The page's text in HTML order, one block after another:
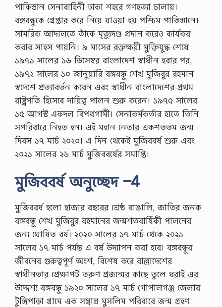
পাকিস্তান সেনাবাহিনী ঢাকা শহরে গণহত্যা চালায়।
বঙ্গবন্ধুকে গ্রেপ্তার করে নিয়ে যাওয়া হয় পশ্চিম পাকিস্তানে।
সামরিক আদালতে তাঁকে মৃত্যুদণ্ড প্রদান করেও কার্যকর
করার সাহস পায়নি। ৯ মাসের রক্তক্ষয়ী মুক্তিযুদ্ধ শেষে
১৯৭১ সালের ১৬ ডিসেম্বর বাংলাদেশ স্বাধীন হবার পর,
১৯৭২ সালের ১০ জানুয়ারি বঙ্গবন্ধু শেখ মুজিবুর রহমান
স্বদেশে প্রত্যাবর্তন করেন এবং স্বাধীন বাংলাদেশের প্রথম
রাষ্ট্রপতি হিসেবে দায়িত্ব পালন শুরু করেন। ১৯৭৫ সালের
১৫ আগস্ট একদল বিপথগামী। সেনাকর্মকর্তার হাতে তিনি
সপরিবারে নিহত হন। এই মহান নেতার একশততম জন্ম
দিবস ১৭ মার্চ ২০২০। এ দিন থেকেই মুজিববর্ষ শুরু এবং
২০২১ সালের ২৬ মার্চ মুজিববর্ষের সমাপ্তি।
মুজিববর্ষ অনুচ্ছেদ –4
মুজিববর্ষ হলাে হাজার বছরের শ্রেষ্ঠ বাঙালি, জাতির জনক
বঙ্গবন্ধু শেখ মুজিবুর রহমানের জন্মশতবার্ষিকী পালনের
জন্য ঘােষিত বর্ষ। ২০২০ সালের ১৭ মার্চ থেকে ২০২১
সালের ১৭ মার্চ পর্যন্ত এ বর্ষ উদ্যাপন করা হবে। বঙ্গবন্ধুর
জীবনের গুরুত্বপূর্ণ অংশ, বিশেষ করে বাল্লাদেশের
স্বাধীনতার প্রেক্ষাপট তরুণ প্রজন্মের কাছে তুলে ধরাই এর
উদ্দেশ্য বঙ্গবন্ধু ১৯২০ সালের ১৭ মার্চ গােপালগঞ্জ জেলার
টুঙ্গিপাড়া গ্রামে এক সম্ভ্রান্ত মুসলিম পরিবারে জন্ম গ্রহণ